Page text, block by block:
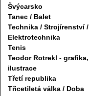
Švýcarsko
Tanec / Balet
Technika / Strojírenství /
Elektrotechnika
Tenis
Teodor Rotrekl - grafika,
ilustrace
Třetí republika
Třicetiletá válka / Doba